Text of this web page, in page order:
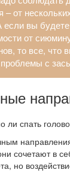
– от
если вы
от
то все, что
с
сочетают в
но